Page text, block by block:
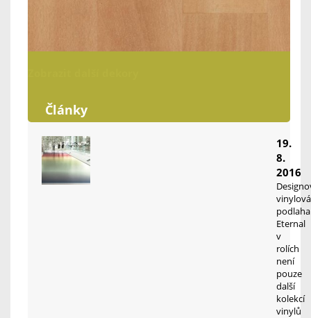
Články
19.
8.
2016
vinylová
podlaha
Eternal
v
rolích
není
pouze
další
kolekcí
vinylů